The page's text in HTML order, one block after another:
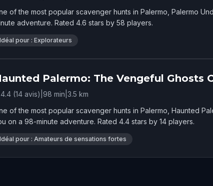
of the most popular scavenger hunts in Palermo, Palermo
adventure. Rated 4.6 stars by 58 players.
Idéal pour : Explorateurs
Palermo: The Vengeful Ghosts
4.4 (14 avis) 98 min 3.5 km
of the most popular scavenger hunts in Palermo, Haunted
on a 98-minute adventure. Rated 4.4 stars by 14 players.
Idéal pour : Amateurs de sensations fortes